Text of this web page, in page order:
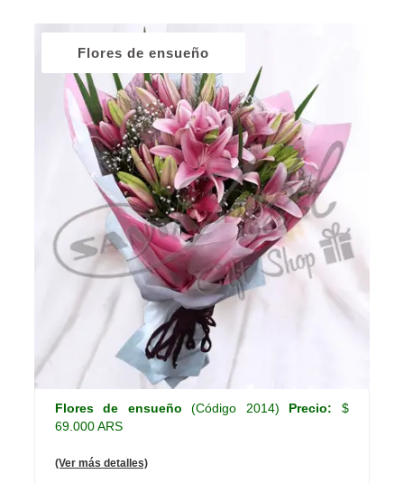
Flores de ensueño
Flores de ensueño (Código 2014) Precio: $
69.000 ARS
(Ver más detalles)